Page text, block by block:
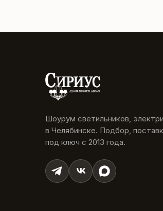
Шоурум светильников,
в Челябинске. Подбор,
под ключ с 2013 года.